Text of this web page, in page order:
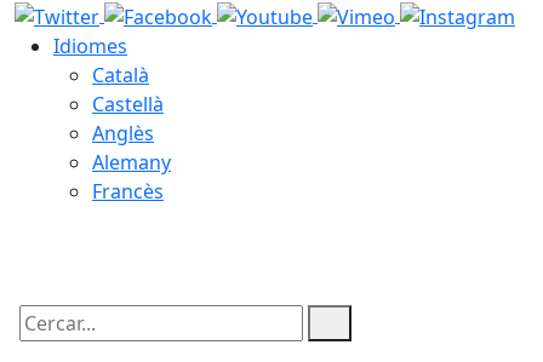
Idiomes
Català
Castellà
Anglès
Alemany
Francès
Cercar: